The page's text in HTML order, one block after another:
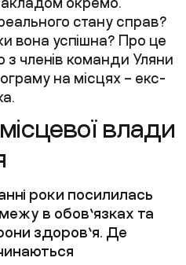
стану справ?
вона успішна? Про це
з членів команди Уляни
на місцях – екс-
влади
роки посилилась
в обов’язках та
здоров’я. Де